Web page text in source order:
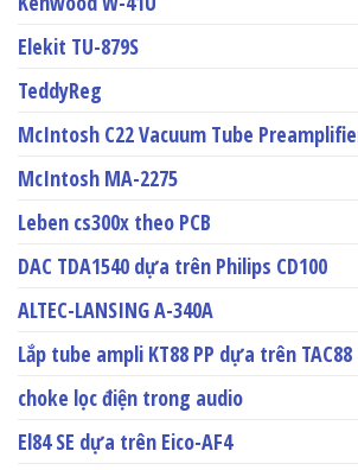
Elekit TU-879S
TeddyReg
McIntosh C22 Vacuum Tube
McIntosh MA-2275
Leben cs300x theo PCB
DAC TDA1540 dựa trên Philips CD100
ALTEC-LANSING A-340A
Lắp tube ampli KT88 PP dựa trên TAC88
choke lọc điện trong audio
El84 SE dựa trên Eico-AF4